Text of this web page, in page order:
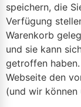
speichern, die
Verfügung
Warenkorb
und sie kann
getroffen
Webseite den
(und wir können